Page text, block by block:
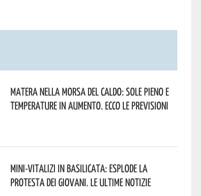
Matera nella morsa del caldo: sole pieno e
temperature in aumento. Ecco le previsioni
Mini-vitalizi in Basilicata: esplode la
protesta dei giovani. Le ultime notizie